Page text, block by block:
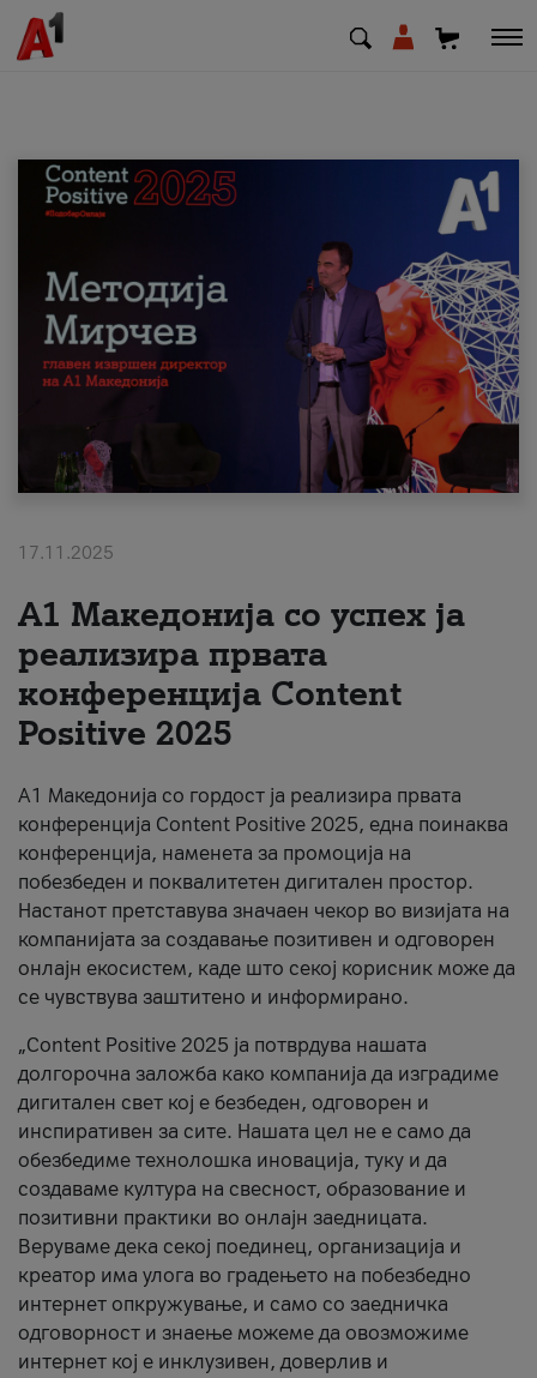
МК EN
Приватни Деловни
Поддршка
Надополни кредит
#ПодобарОнлајн
17.11.2025
А1 Македонија со успех ја
реализира првата
конференција Content
Positive 2025
А1 Македонија со гордост ја реализира првата
конференција Content Positive 2025, една поинаква
конференција, наменета за промоција на
побезбеден и поквалитетен дигитален простор.
Настанот претставува значаен чекор во визијата на
компанијата за создавање позитивен и одговорен
онлајн екосистем, каде што секој корисник може да
се чувствува заштитено и информирано.
„Content Positive 2025 ја потврдува нашата
долгорочна заложба како компанија да изградиме
дигитален свет кој е безбеден, одговорен и
инспиративен за сите. Нашата цел не е само да
обезбедиме технолошка иновација, туку и да
создаваме култура на свесност, образование и
позитивни практики во онлајн заедницата.
Веруваме дека секој поединец, организација и
креатор има улога во градењето на побезбедно
интернет опкружување, и само со заедничка
одговорност и знаење можеме да овозможиме
интернет кој е инклузивен, доверлив и